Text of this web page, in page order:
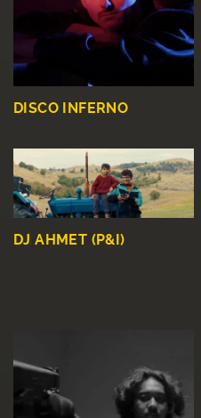
DISCO INFERNO
DJ AHMET (P&I)